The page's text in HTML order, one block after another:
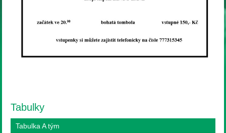
Tabulky
Tabulka A tým